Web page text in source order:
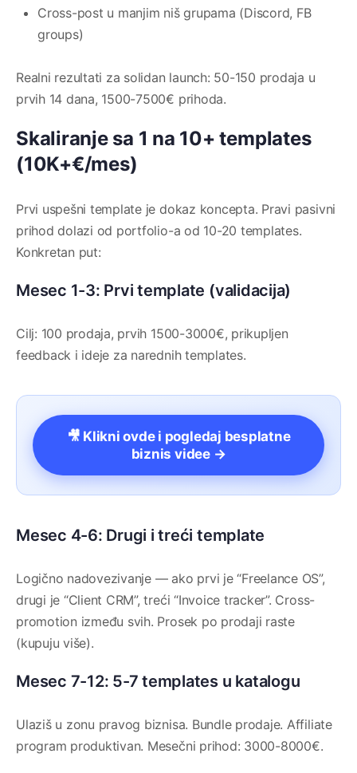
Cross-post u manjim niš grupama (Discord, FB
groups)
Realni rezultati za solidan launch: 50-150 prodaja u
prvih 14 dana, 1500-7500€ prihoda.
Skaliranje sa 1 na 10+ templates
(10K+€/mes)
Prvi uspešni template je dokaz koncepta. Pravi pasivni
prihod dolazi od portfolio-a od 10-20 templates.
Konkretan put:
Mesec 1-3: Prvi template (validacija)
Cilj: 100 prodaja, prvih 1500-3000€, prikupljen
feedback i ideje za narednih templates.
🎥 Klikni ovde i pogledaj besplatne
biznis videe →
Mesec 4-6: Drugi i treći template
Logično nadovezivanje — ako prvi je “Freelance OS”,
drugi je “Client CRM”, treći “Invoice tracker”. Cross-
promotion između svih. Prosek po prodaji raste
(kupuju više).
Mesec 7-12: 5-7 templates u katalogu
Ulaziš u zonu pravog biznisa. Bundle prodaje. Affiliate
program produktivan. Mesečni prihod: 3000-8000€.